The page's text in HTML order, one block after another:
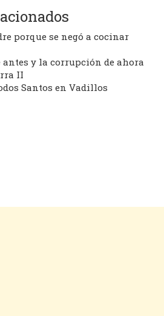
porque se negó a cocinar
antes y la corrupción de ahora
II
Santos en Vadillos